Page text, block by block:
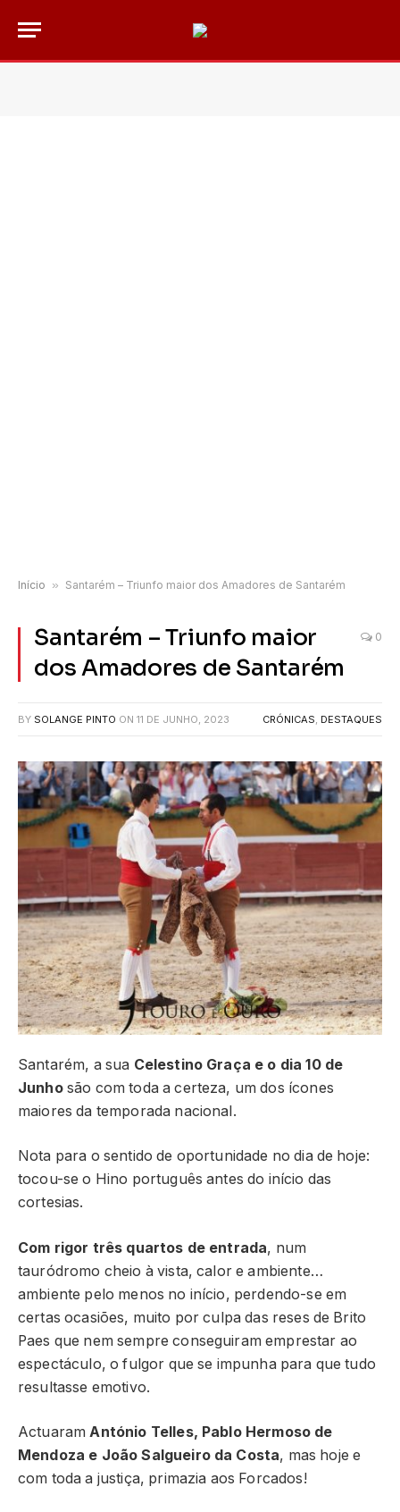
Início » Santarém – Triunfo maior dos Amadores de Santarém
Santarém – Triunfo maior
dos Amadores de Santarém
0
BY SOLANGE PINTO ON 11 DE JUNHO, 2023 CRÓNICAS, DESTAQUES
Santarém, a sua Celestino Graça e o dia 10 de
Junhosão com toda a certeza, um dos ícones
maiores da temporada nacional.
Nota para o sentido de oportunidade no dia de hoje:
tocou-se o Hino português antes do início das
cortesias.
Com rigor três quartos de entrada, num
tauródromo cheio à vista, calor e ambiente…
ambiente pelo menos no início, perdendo-se em
certas ocasiões, muito por culpa das reses de Brito
Paes que nem sempre conseguiram emprestar ao
espectáculo, o fulgor que se impunha para que tudo
resultasse emotivo.
ActuaramAntónio Telles, Pablo Hermoso de
Mendoza e João Salgueiro da Costa, mas hoje e
com toda a justiça, primazia aos Forcados!